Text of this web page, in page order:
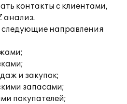
контакты с клиентами,
анализ.
направления
и закупок;
запасами;
покупателей;